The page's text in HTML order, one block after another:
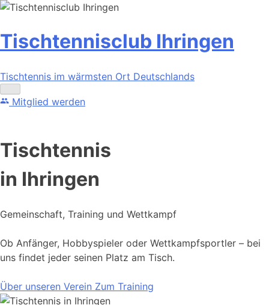
Skip
content
Tischtennisclub Ihringen
Tischtennis im wärmsten Ort Deutschlands
Menu
Mitglied werden
Tischtennis
in Ihringen
Gemeinschaft, Training und Wettkampf
Ob Anfänger, Hobbyspieler oder Wettkampfsportler – bei
uns findet jeder seinen Platz am Tisch.
Über unseren Verein Zum Training